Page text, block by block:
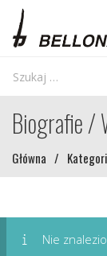
Biografie /
Główna /
Nie